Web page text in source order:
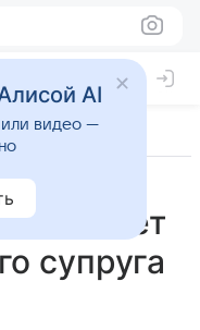
станет
супруга
AI
или видео —